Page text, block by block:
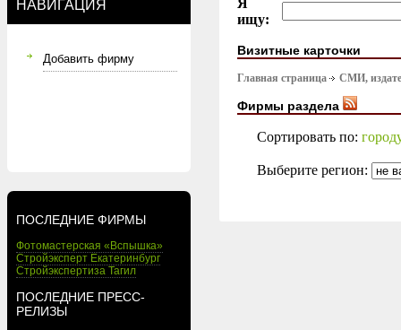
НАВИГАЦИЯ
Добавить фирму
ПОСЛЕДНИЕ ФИРМЫ
Фотомастерская «Вспышка»
Стройэксперт Екатеринбург
Стройэкспертиза Тагил
ПОСЛЕДНИЕ ПРЕСС-
РЕЛИЗЫ
Я
ищу:
Визитные карточки
Главная страница СМИ,
Фирмы раздела
Сортировать по:
Выберите регион: